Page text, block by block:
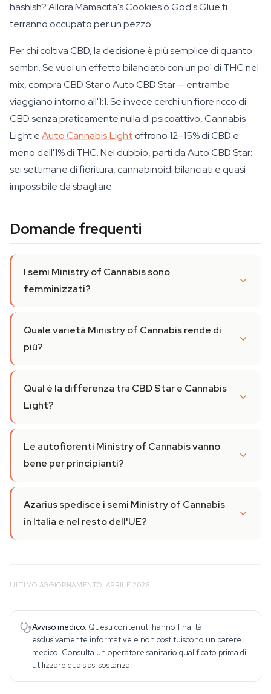
hashish? Allora Mamacita's Cookies o God's Glue ti
terranno occupato per un pezzo.
Per chi coltiva CBD, la decisione è più semplice di quanto
sembri. Se vuoi un effetto bilanciato con un po' di THC nel
mix, compra CBD Star o Auto CBD Star — entrambe
viaggiano intorno all'1:1. Se invece cerchi un fiore ricco di
CBD senza praticamente nulla di psicoattivo, Cannabis
Light eAuto Cannabis Light offrono 12–15% di CBD e
meno dell'1% di THC. Nel dubbio, parti da Auto CBD Star:
sei settimane di fioritura, cannabinoidi bilanciati e quasi
impossibile da sbagliare.
Domande frequenti
I semi Ministry of Cannabis sono
femminizzati?
Quale varietà Ministry of Cannabis rende di
più?
Qual è la differenza tra CBD Star e Cannabis
Light?
Le autofiorenti Ministry of Cannabis vanno
bene per principianti?
Azarius spedisce i semi Ministry of Cannabis
in Italia e nel resto dell'UE?
ULTIMO AGGIORNAMENTO: APRILE 2026
Avviso medico. Questi contenuti hanno finalità
esclusivamente informative e non costituiscono un parere
medico. Consulta un operatore sanitario qualificato prima di
utilizzare qualsiasi sostanza.